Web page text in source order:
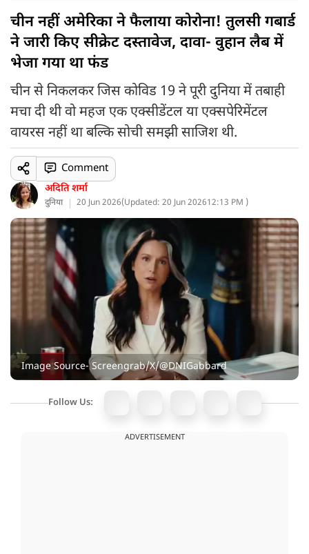
चीन नहीं अमेरिका ने फैलाया कोरोना! तुलसी गबार्ड
ने जारी किए सीक्रेट दस्तावेज, दावा- वुहान लैब में
भेजा गया था फंड
चीन से निकलकर जिस कोविड 19 ने पूरी दुनिया में तबाही
मचा दी थी वो महज एक एक्सीडेंटल या एक्सपेरिमेंटल
वायरस नहीं था बल्कि सोची समझी साजिश थी.
अदिति शर्मा
दुनिया 20 Jun 2026(Updated: 20 Jun 202612:13 PM )
Comment
Image Source- Screengrab/X/@DNIGabbard
Follow Us:
ADVERTISEMENT